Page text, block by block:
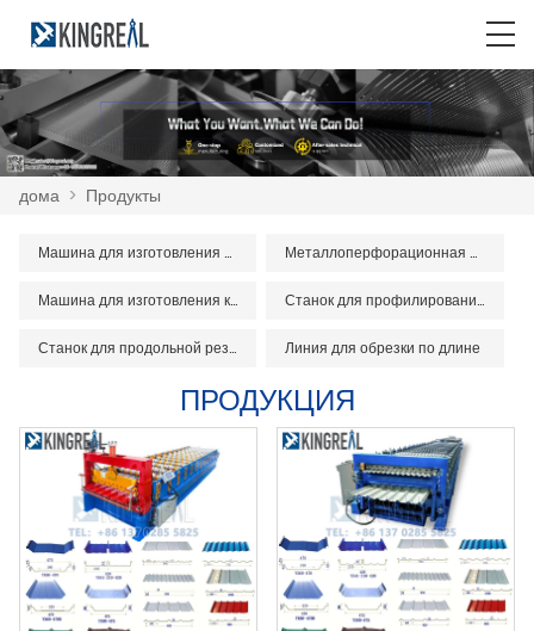
дома > Продукты
Машина для изготовления металлических потолков Металлоперфорационная машина
Машина для изготовления киля из легкой стали Станок для профилирования валов
Станок для продольной резки рулонов Линия для обрезки по длине
ПРОДУКЦИЯ